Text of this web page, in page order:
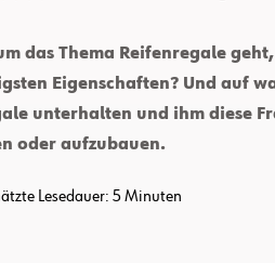
das Thema Reifenregale
Eigenschaften? Und auf
unterhalten und ihm diese
oder aufzubauen.
Lesedauer: 5Minuten